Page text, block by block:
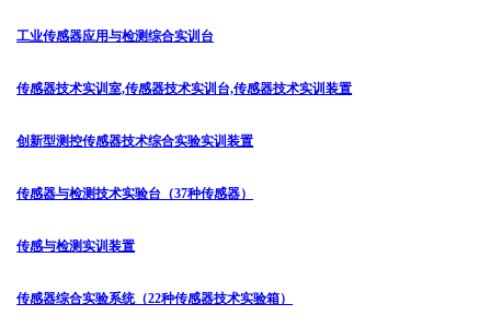
工业传感器应用与检测综合实训台
传感器技术实训室,传感器技术实训台,传感器技术实训装置
创新型测控传感器技术综合实验实训装置
传感器与检测技术实验台（37种传感器）
传感与检测实训装置
传感器综合实验系统（22种传感器技术实验箱）